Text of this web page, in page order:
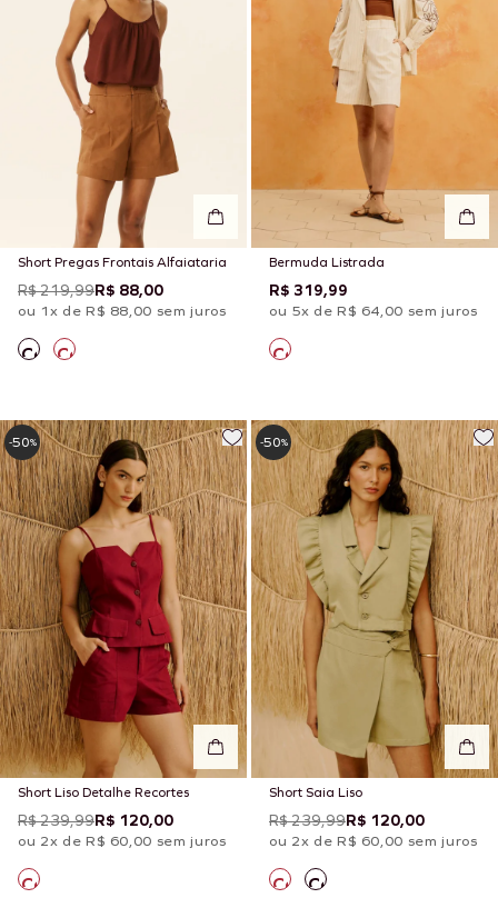
Short Pregas Frontais Alfaiataria
R$ 219,99R$ 88,00
ou 1x de R$ 88,00 sem juros
Bermuda Listrada
R$ 319,99
ou 5x de R$ 64,00 sem juros
Short Liso Detalhe Recortes
R$ 239,99R$ 120,00
ou 2x de R$ 60,00 sem juros
-50%
Short Saia Liso
R$ 239,99R$ 120,00
ou 2x de R$ 60,00 sem juros
-50%